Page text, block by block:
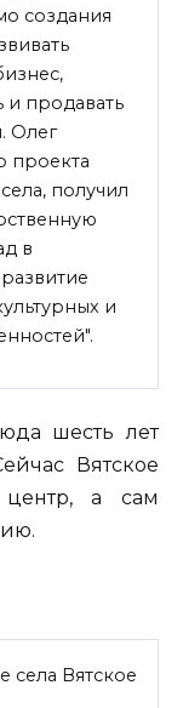
создания
и продавать
Олег
проекта
получил
в
и
шесть лет
Вятское
центр, а сам